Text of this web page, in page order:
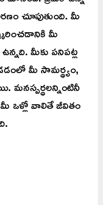
చూపుతుంది. మీ
మీ
మీకు పనిపట్ల
మీ సామర్థ్యం,
మనస్పర్ధలన్నింటినీ
ఒళ్లో వాలితే జీవితం